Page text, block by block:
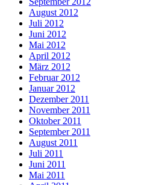
August 2012
Juli 2012
Juni 2012
Mai 2012
April 2012
März 2012
Februar 2012
Januar 2012
Dezember 2011
November 2011
Oktober 2011
September 2011
August 2011
Juli 2011
Juni 2011
Mai 2011